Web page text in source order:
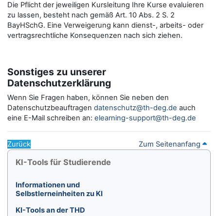
Die Pflicht der jeweiligen Kursleitung Ihre Kurse evaluieren
zu lassen, besteht nach gemäß Art. 10 Abs. 2 S. 2
BayHSchG. Eine Verweigerung kann dienst-, arbeits- oder
vertragsrechtliche Konsequenzen nach sich ziehen.
Sonstiges zu unserer
Datenschutzerklärung
Wenn Sie Fragen haben, können Sie neben den
Datenschutzbeauftragen datenschutz@th-deg.de auch
eine E-Mail schreiben an: elearning-support@th-deg.de
Zurück Zum Seitenanfang
Blöcke
KI-Tools für Studierende überspringen
KI-Tools für Studierende
Informationen und
Selbstlerneinheiten zu KI
KI-Tools an der THD